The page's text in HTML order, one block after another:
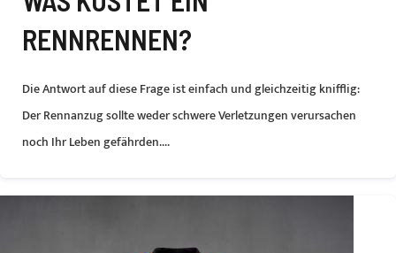
RENNRENNEN?
Die Antwort auf diese Frage ist einfach und gleichzeitig knifflig:
Der Rennanzug sollte weder schwere Verletzungen verursachen
noch Ihr Leben gefährden....